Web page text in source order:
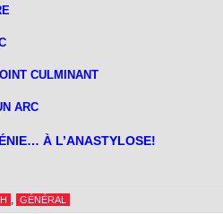
CULMINANT
ARC
À L’ANASTYLOSE!
GÉNÉRAL